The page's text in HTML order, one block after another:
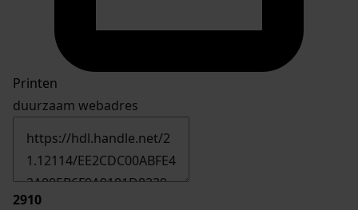
Printen
duurzaam webadres
2910